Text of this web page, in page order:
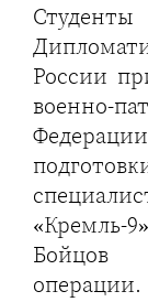
России
военно-
«Кремль-
Бойцов
операции.